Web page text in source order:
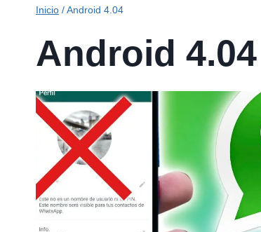
Inicio / Android 4.04
Android 4.04